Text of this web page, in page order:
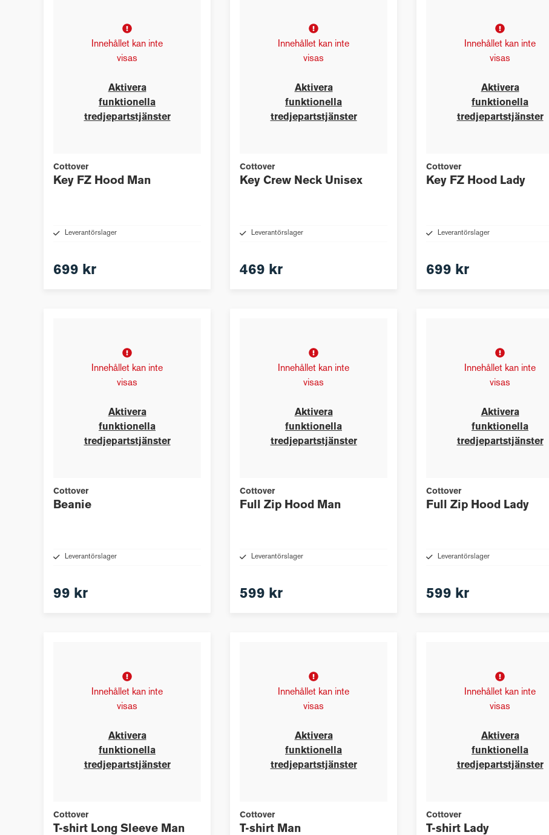
Innehållet kan inte
visas
Aktivera
funktionella
tredjepartstjänster
Cottover
Key FZ Hood Man
Leverantörslager
699 kr
Innehållet kan inte
visas
Aktivera
funktionella
tredjepartstjänster
Cottover
Key Crew Neck Unisex
Leverantörslager
469 kr
Innehållet kan inte
visas
Aktivera
funktionella
tredjepartstjänster
Cottover
Key FZ Hood Lady
Leverantörslager
699 kr
Innehållet kan inte
visas
Aktivera
funktionella
tredjepartstjänster
Cottover
Beanie
Leverantörslager
99 kr
Innehållet kan inte
visas
Aktivera
funktionella
tredjepartstjänster
Cottover
Full Zip Hood Man
Leverantörslager
599 kr
Innehållet kan inte
visas
Aktivera
funktionella
tredjepartstjänster
Cottover
Full Zip Hood Lady
Leverantörslager
599 kr
Innehållet kan inte
visas
Aktivera
funktionella
tredjepartstjänster
Cottover
T-shirt Long Sleeve Man
Innehållet kan inte
visas
Aktivera
funktionella
tredjepartstjänster
Cottover
T-shirt Man
Innehållet kan inte
visas
Aktivera
funktionella
tredjepartstjänster
Cottover
T-shirt Lady